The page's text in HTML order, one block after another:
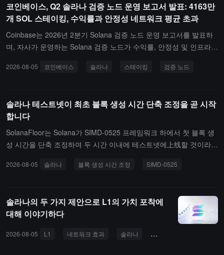
코인베이스, Q2 솔라나 검증 노드 운영 보고서 발표: 4163만
개 SOL 스테이킹, 수익률과 안정성 네트워크 평균 초과
Coinbase는 2026년 2분기 Solana 검증 노드 운영 보고서를 발표하
며, 자사가 운영하는 Solana 검증 노드가 수익률, 안정성 및 인프라
에 따르면, Coinbase는 현재 23개의 검증 노드를 통해 약 4,163만 개
르 등 7개국에 분포해 있습니다.핵심 운영 데이터는 다음과 같습니
다: 스테이킹 규모: 4,163만 SOL, 전체 네트워크 스테이킹 양의 9.7
2%; 스테이킹 수익률: 2026년 2분기 APY는 6.52%로, 전체 네트워크
평균 6.38%를 초과하며 14bp 앞서 있습니다; 블록 건너뛰기 비율(ski
크 평균 수준의 약 4분의 1에 해당합니다.Coinbase는 자사의 검증 노
고 밝혔습니다. 모든 솔루션은 Solana Foundation의 검토를 거쳤으
며, 사용자 경험에 영향을 미칠 수 있는 공격적인 MEV 시간 전략은
사용하지 않습니다.인프라 측면에서 Coinbase는 검증 노드를 두 개
의 독립적인 베어 메탈 서비스 제공업체에 배포하고, 각 노드에 원거
2026-08-05 코인베이스 솔라나 스테이킹 검증 노드
솔라나 테스트넷이 최초 블록 생성 시간 단축 조정을 곧 시작
합니다
SolanaFloor는 Solana가 SIMD-0525 프레임워크 하에서 첫 블록 생
성 시간을 단축 조정하여 두 시간 이내에 테스트넷에上线할 것이라고
50 밀리초로 하향 조정하는 것으로, 200 밀리초 목표 블록 생성 시간
2026-08-05 솔라나 블록 생성 시간 조정 SIMD-0525
솔라나의 두 가지 제안으로 L1의 가치 포착에
대해 이야기하다
2026-08-05 L1 네트워크 효과 솔라나 가치 포착